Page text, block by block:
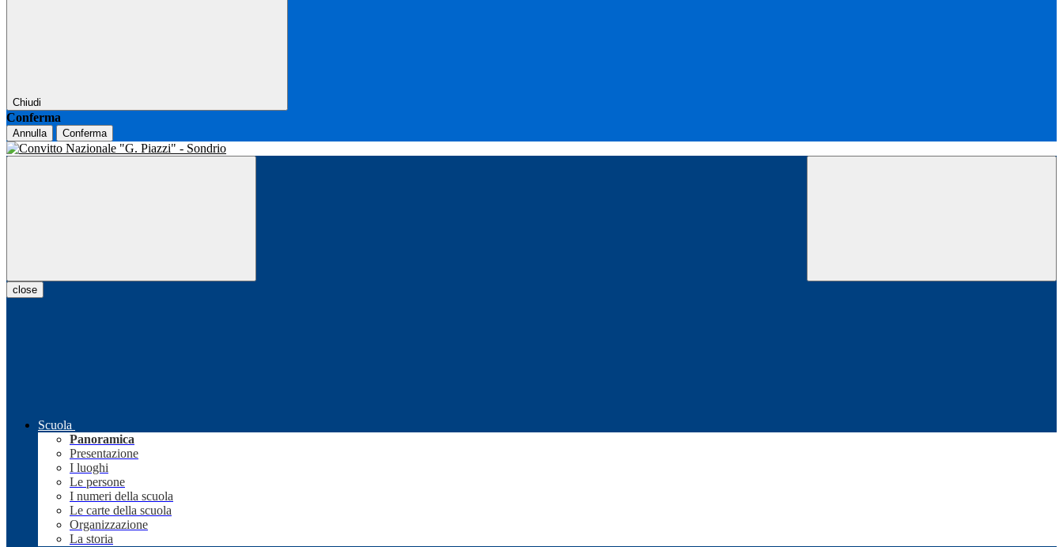
Chiudi
Conferma
Annulla Conferma
close
Scuola
Panoramica
Presentazione
I luoghi
Le persone
I numeri della scuola
Le carte della scuola
Organizzazione
La storia